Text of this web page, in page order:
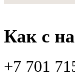
Как с
+7 701